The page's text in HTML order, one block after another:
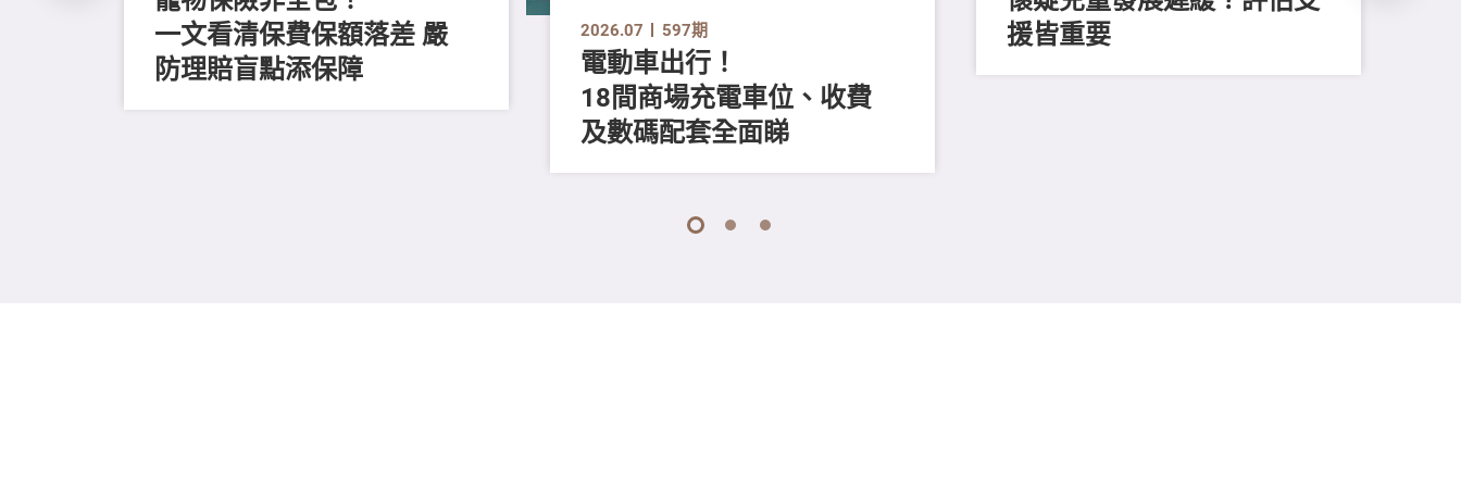
一文看清保費保額落差 嚴
防理賠盲點添保障
2026.07 597期
電動車出行！
18間商場充電車位、收費
及數碼配套全面睇
援皆重要
1 2 3